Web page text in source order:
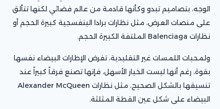
الوجه، بتصاميم تبدو وكأنها قادمة من عالم فضائي لكنها تتألق
على منصات العرض، مثل نظارات برادا البنفسجية كبيرة الحجم أو
نظارات Balenciaga الملتفة الكبيرة الحجم.
ولمحبات اللمسات غير التقليدية، تفرض الإطارات البيضاء نفسها
بقوة، رغم أنها ليست الخيار الأسهل، فإنها تصنع فرقاً كبيراً عند
تنسيقها بالشكل الصحيح، مثل نظارات Alexander McQueen
البيضاء على شكل عين القطة المثلثة.